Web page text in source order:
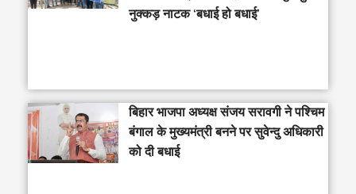
नुक्कड़ नाटक ‘बधाई हो बधाई’
‎बिहार भाजपा अध्यक्ष संजय सरावगी ने पश्चिम
बंगाल के मुख्यमंत्री बनने पर सुवेन्दु अधिकारी
को दी बधाई